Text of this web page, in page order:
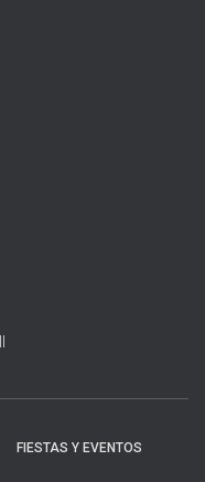
FIESTAS Y EVENTOS